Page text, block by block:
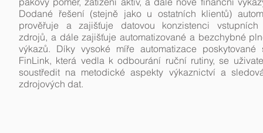
Dodané řešení (stejně jako u ostatních klientů)
prověřuje a zajišťuje datovou konzistenci vstupních
zdrojů, a dále zajišťuje automatizované a bezchybné
výkazů. Díky vysoké míře automatizace poskytované
FinLink, která vedla k odbourání ruční rutiny, se
soustředit na metodické aspekty výkaznictví a
zdrojových dat.